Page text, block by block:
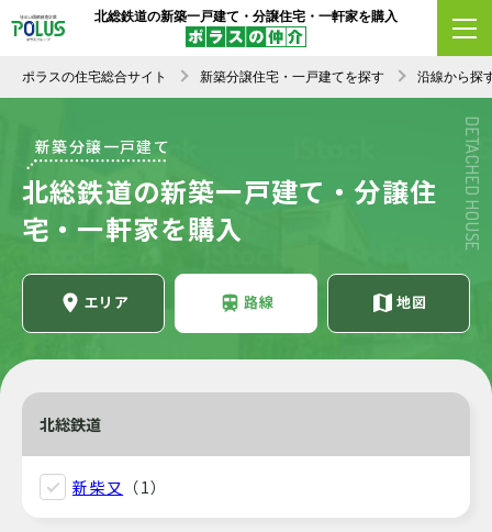
北総鉄道の新築一戸建て・分譲住宅・一軒家を購入
ポラスの住宅総合サイト 新築分譲住宅・一戸建てを探す 沿線から探
DETACHED HOUSE
新築分譲一戸建て
北総鉄道の新築一戸建て・分譲住
宅・一軒家を購入
エリア 路線 地図
北総鉄道
新柴又 （1）